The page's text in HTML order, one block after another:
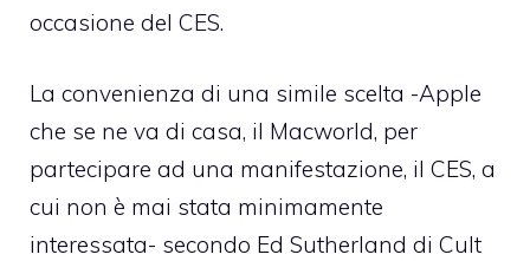
occasione del CES.
La convenienza di una simile scelta -Apple
che se ne va di casa, il Macworld, per
partecipare ad una manifestazione, il CES, a
cui non è mai stata minimamente
interessata- secondo Ed Sutherland di Cult